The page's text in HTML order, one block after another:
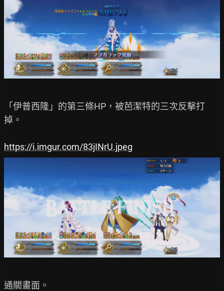
「伊普西隆」的第三條HP，被芭潔特的三次反擊打
掉。
https://i.imgur.com/83jINrU.jpeg
通關畫面。